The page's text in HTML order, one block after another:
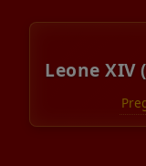
Leone XIV